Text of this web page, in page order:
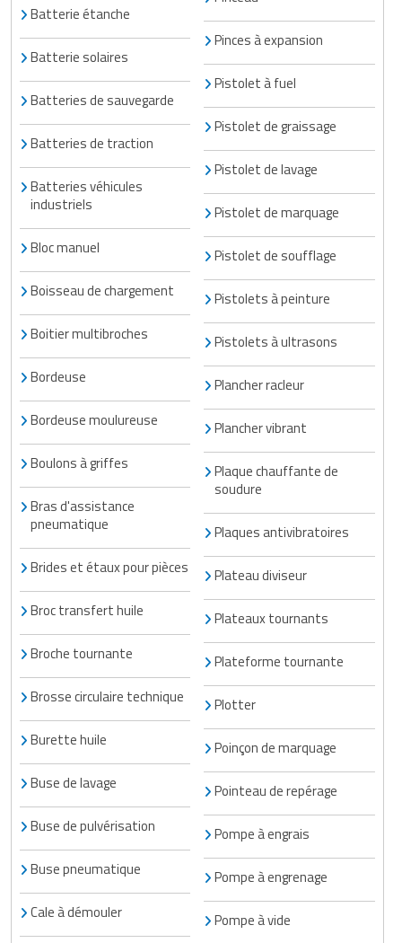
Batterie étanche
Batterie solaires
Batteries de sauvegarde
Batteries de traction
Batteries véhicules
industriels
Bloc manuel
Boisseau de chargement
Boitier multibroches
Bordeuse
Bordeuse moulureuse
Boulons à griffes
Bras d'assistance
pneumatique
Brides et étaux pour pièces
Broc transfert huile
Broche tournante
Brosse circulaire technique
Burette huile
Buse de lavage
Buse de pulvérisation
Buse pneumatique
Cale à démouler
Pinces à expansion
Pistolet à fuel
Pistolet de graissage
Pistolet de lavage
Pistolet de marquage
Pistolet de soufflage
Pistolets à peinture
Pistolets à ultrasons
Plancher racleur
Plancher vibrant
Plaque chauffante de
soudure
Plaques antivibratoires
Plateau diviseur
Plateaux tournants
Plateforme tournante
Plotter
Poinçon de marquage
Pointeau de repérage
Pompe à engrais
Pompe à engrenage
Pompe à vide